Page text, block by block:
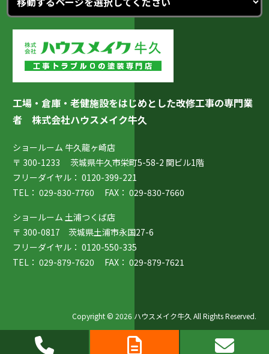
工場・倉庫・老健施設をはじめとした改修工事の専門業
者株式会社ハウスメイク牛久
ショールーム 牛久龍ヶ崎店
〒 300-1233 茨城県牛久市栄町5-58-2 関ビル1階
フリーダイヤル： 0120-399-221
TEL： 029-830-7760 FAX： 029-830-7660
ショールーム 土浦つくば店
〒 300-0817 茨城県土浦市永国27-6
フリーダイヤル： 0120-550-335
TEL： 029-879-7620 FAX： 029-879-7621
Copyright © 2026 ハウスメイク牛久 All Rights Reserved.